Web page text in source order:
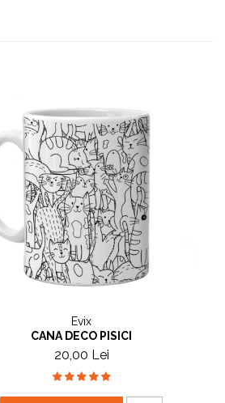
Evix
CANA DECO PISICI
20,00 Lei